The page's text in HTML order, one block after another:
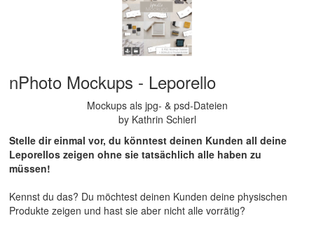
nPhoto Mockups - Leporello
Mockups als jpg- & psd-Dateien
by Kathrin Schierl
Stelle dir einmal vor, du könntest deinen Kunden all deine
Leporellos zeigen ohne sie tatsächlich alle haben zu
müssen!
Kennst du das? Du möchtest deinen Kunden deine physischen
Produkte zeigen und hast sie aber nicht alle vorrätig?